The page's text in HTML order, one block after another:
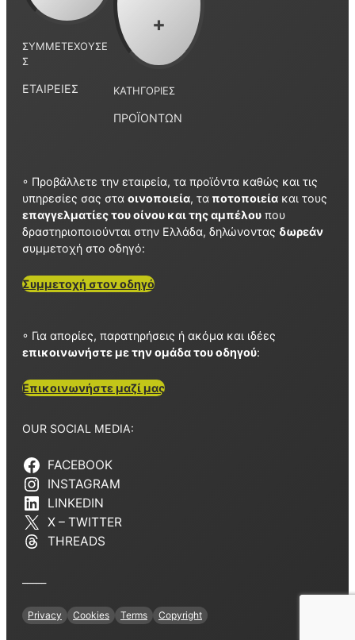
ΣΥΜΜΕΤΈΧΟΥΣΕ
Σ
ΕΤΑΙΡΕΊΕΣ
+
ΚΑΤΗΓΟΡΊΕΣ
ΠΡΟΪΌΝΤΩΝ
◦ Προβάλλετε την εταιρεία, τα προϊόντα καθώς και τις
υπηρεσίες σας στα οινοποιεία, τα ποτοποιεία και τους
επαγγελματίες του οίνου και της αμπέλου που
δραστηριοποιούνται στην Ελλάδα, δηλώνοντας δωρεάν
συμμετοχή στο οδηγό:
Συμμετοχή στον οδηγό
◦ Για απορίες, παρατηρήσεις ή ακόμα και ιδέες
επικοινωνήστε με την ομάδα του οδηγού:
Επικοινωνήστε μαζί μας
OUR SOCIAL MEDIA:
FACEBOOK
INSTAGRAM
LINKEDIN
X – TWITTER
THREADS
Privacy Cookies Terms Copyright